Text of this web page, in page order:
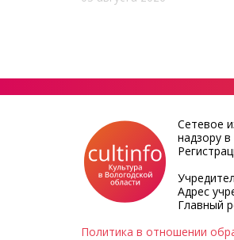
Сетевое
надзору
Адрес
Главный
Политика в отношении